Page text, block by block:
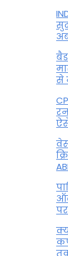
से